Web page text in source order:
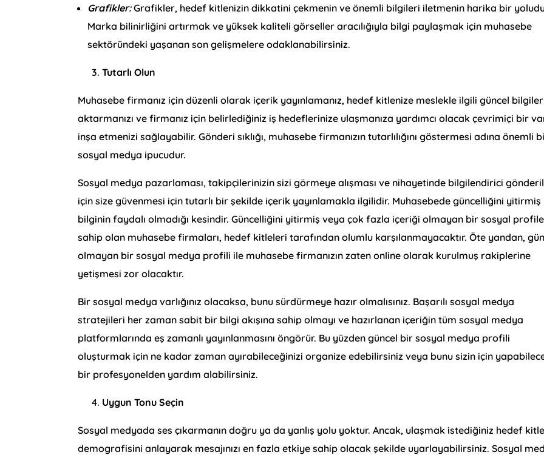
Grafikler:Grafikler, hedef kitlenizin dikkatini çekmenin ve önemli bilgileri iletmenin harika bir
Marka bilinirliğini artırmak ve yüksek kaliteli görseller aracılığıyla bilgi paylaşmak için muhasebe
sektöründeki yaşanan son gelişmelere odaklanabilirsiniz.
Tutarlı Olun
Muhasebe firmanız için düzenli olarak içerik yayınlamanız, hedef kitlenize meslekle ilgili güncel
aktarmanızı ve firmanız için belirlediğiniz iş hedeflerinize ulaşmanıza yardımcı olacak çevrimiçi bir
inşa etmenizi sağlayabilir. Gönderi sıklığı, muhasebe firmanızın tutarlılığını göstermesi adına önemli
sosyal medya ipucudur.
Sosyal medya pazarlaması, takipçilerinizin sizi görmeye alışması ve nihayetinde bilgilendirici
için size güvenmesi için tutarlı bir şekilde içerik yayınlamakla ilgilidir. Muhasebede güncelliğini yitirmiş
bilginin faydalı olmadığı kesindir. Güncelliğini yitirmiş veya çok fazla içeriği olmayan bir sosyal profile
sahip olan muhasebe firmaları, hedef kitleleri tarafından olumlu karşılanmayacaktır. Öte yandan,
olmayan bir sosyal medya profili ile muhasebe firmanızın zaten online olarak kurulmuş rakiplerine
yetişmesi zor olacaktır.
Bir sosyal medya varlığınız olacaksa, bunu sürdürmeye hazır olmalısınız. Başarılı sosyal medya
stratejileri her zaman sabit bir bilgi akışına sahip olmayı ve hazırlanan içeriğin tüm sosyal medya
platformlarında eş zamanlı yayınlanmasını öngörür. Bu yüzden güncel bir sosyal medya profili
oluşturmak için ne kadar zaman ayırabileceğinizi organize edebilirsiniz veya bunu sizin için
bir profesyonelden yardım alabilirsiniz.
Uygun Tonu Seçin
Sosyal medyada ses çıkarmanın doğru ya da yanlış yolu yoktur. Ancak, ulaşmak istediğiniz hedef
demografisini anlayarak mesajınızı en fazla etkiye sahip olacak şekilde uyarlayabilirsiniz. Sosyal